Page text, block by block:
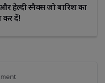
ही जरूरी है—क्या आप इसे
हैं?”